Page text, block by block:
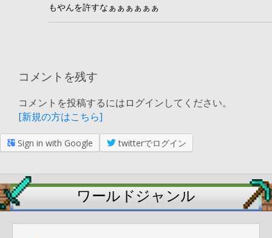
もやんを許すなぁぁぁぁぁぁ
コメントを残す
コメントを投稿するにはログインしてください。
[新規の方はこちら]
Sign in with Google twitterでログイン
ワールドジャンル